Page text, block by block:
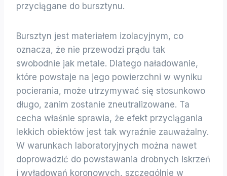
przyciągane do bursztynu.
Bursztyn jest materiałem izolacyjnym, co
oznacza, że nie przewodzi prądu tak
swobodnie jak metale. Dlatego naładowanie,
które powstaje na jego powierzchni w wyniku
pocierania, może utrzymywać się stosunkowo
długo, zanim zostanie zneutralizowane. Ta
cecha właśnie sprawia, że efekt przyciągania
lekkich obiektów jest tak wyraźnie zauważalny.
W warunkach laboratoryjnych można nawet
doprowadzić do powstawania drobnych iskrzeń
i wyładowań koronowych, szczególnie w